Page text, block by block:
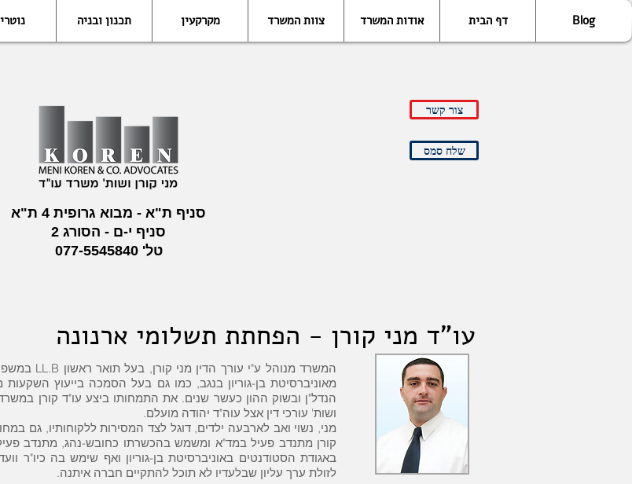
תכנון ובניה מקרקעין צוות המשרד אודות המשרד דף הבית Blog
סניף ת"א - מבוא גרופית 4 ת"א
סניף י-ם - הסורג 2
טל'077-5545840
צור קשר
שלח סמס
עו"ד מני קורן - הפחתת תשלומי ארנונה
מאוניברסיטת בן-גוריון בנגב, כמו גם בעל הסמכה בייעוץ
הנדל"ן ובשוק ההון כעשר שנים. את התמחותו ביצע עו"ד קורן
ושות' עורכי דין אצל עוה"ד יהודה מועלם.
מני, נשוי ואב לארבעה ילדים, דוגל לצד המסירות ללקוחותיו, גם
קורן מתנדב פעיל במד"א ומשמש בהכשרתו כחובש-נהג, מתנדב
באגודת הסטודנטים באוניברסיטת בן-גוריון ואף שימש בה כיו"ר
לזולת ערך עליון שבלעדיו לא תוכל להתקיים חברה איתנה.